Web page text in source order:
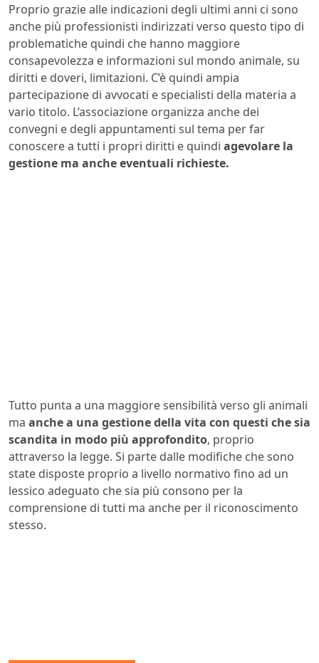
Proprio grazie alle indicazioni degli ultimi anni ci sono
anche più professionisti indirizzati verso questo tipo di
problematiche quindi che hanno maggiore
consapevolezza e informazioni sul mondo animale, su
diritti e doveri, limitazioni. C’è quindi ampia
partecipazione di avvocati e specialisti della materia a
vario titolo. L’associazione organizza anche dei
convegni e degli appuntamenti sul tema per far
conoscere a tutti i propri diritti e quindi agevolare la
gestione ma anche eventuali richieste.
Tutto punta a una maggiore sensibilità verso gli animali
ma anche a una gestione della vita con questi che sia
scandita in modo più approfondito, proprio
attraverso la legge. Si parte dalle modifiche che sono
state disposte proprio a livello normativo fino ad un
lessico adeguato che sia più consono per la
comprensione di tutti ma anche per il riconoscimento
stesso.